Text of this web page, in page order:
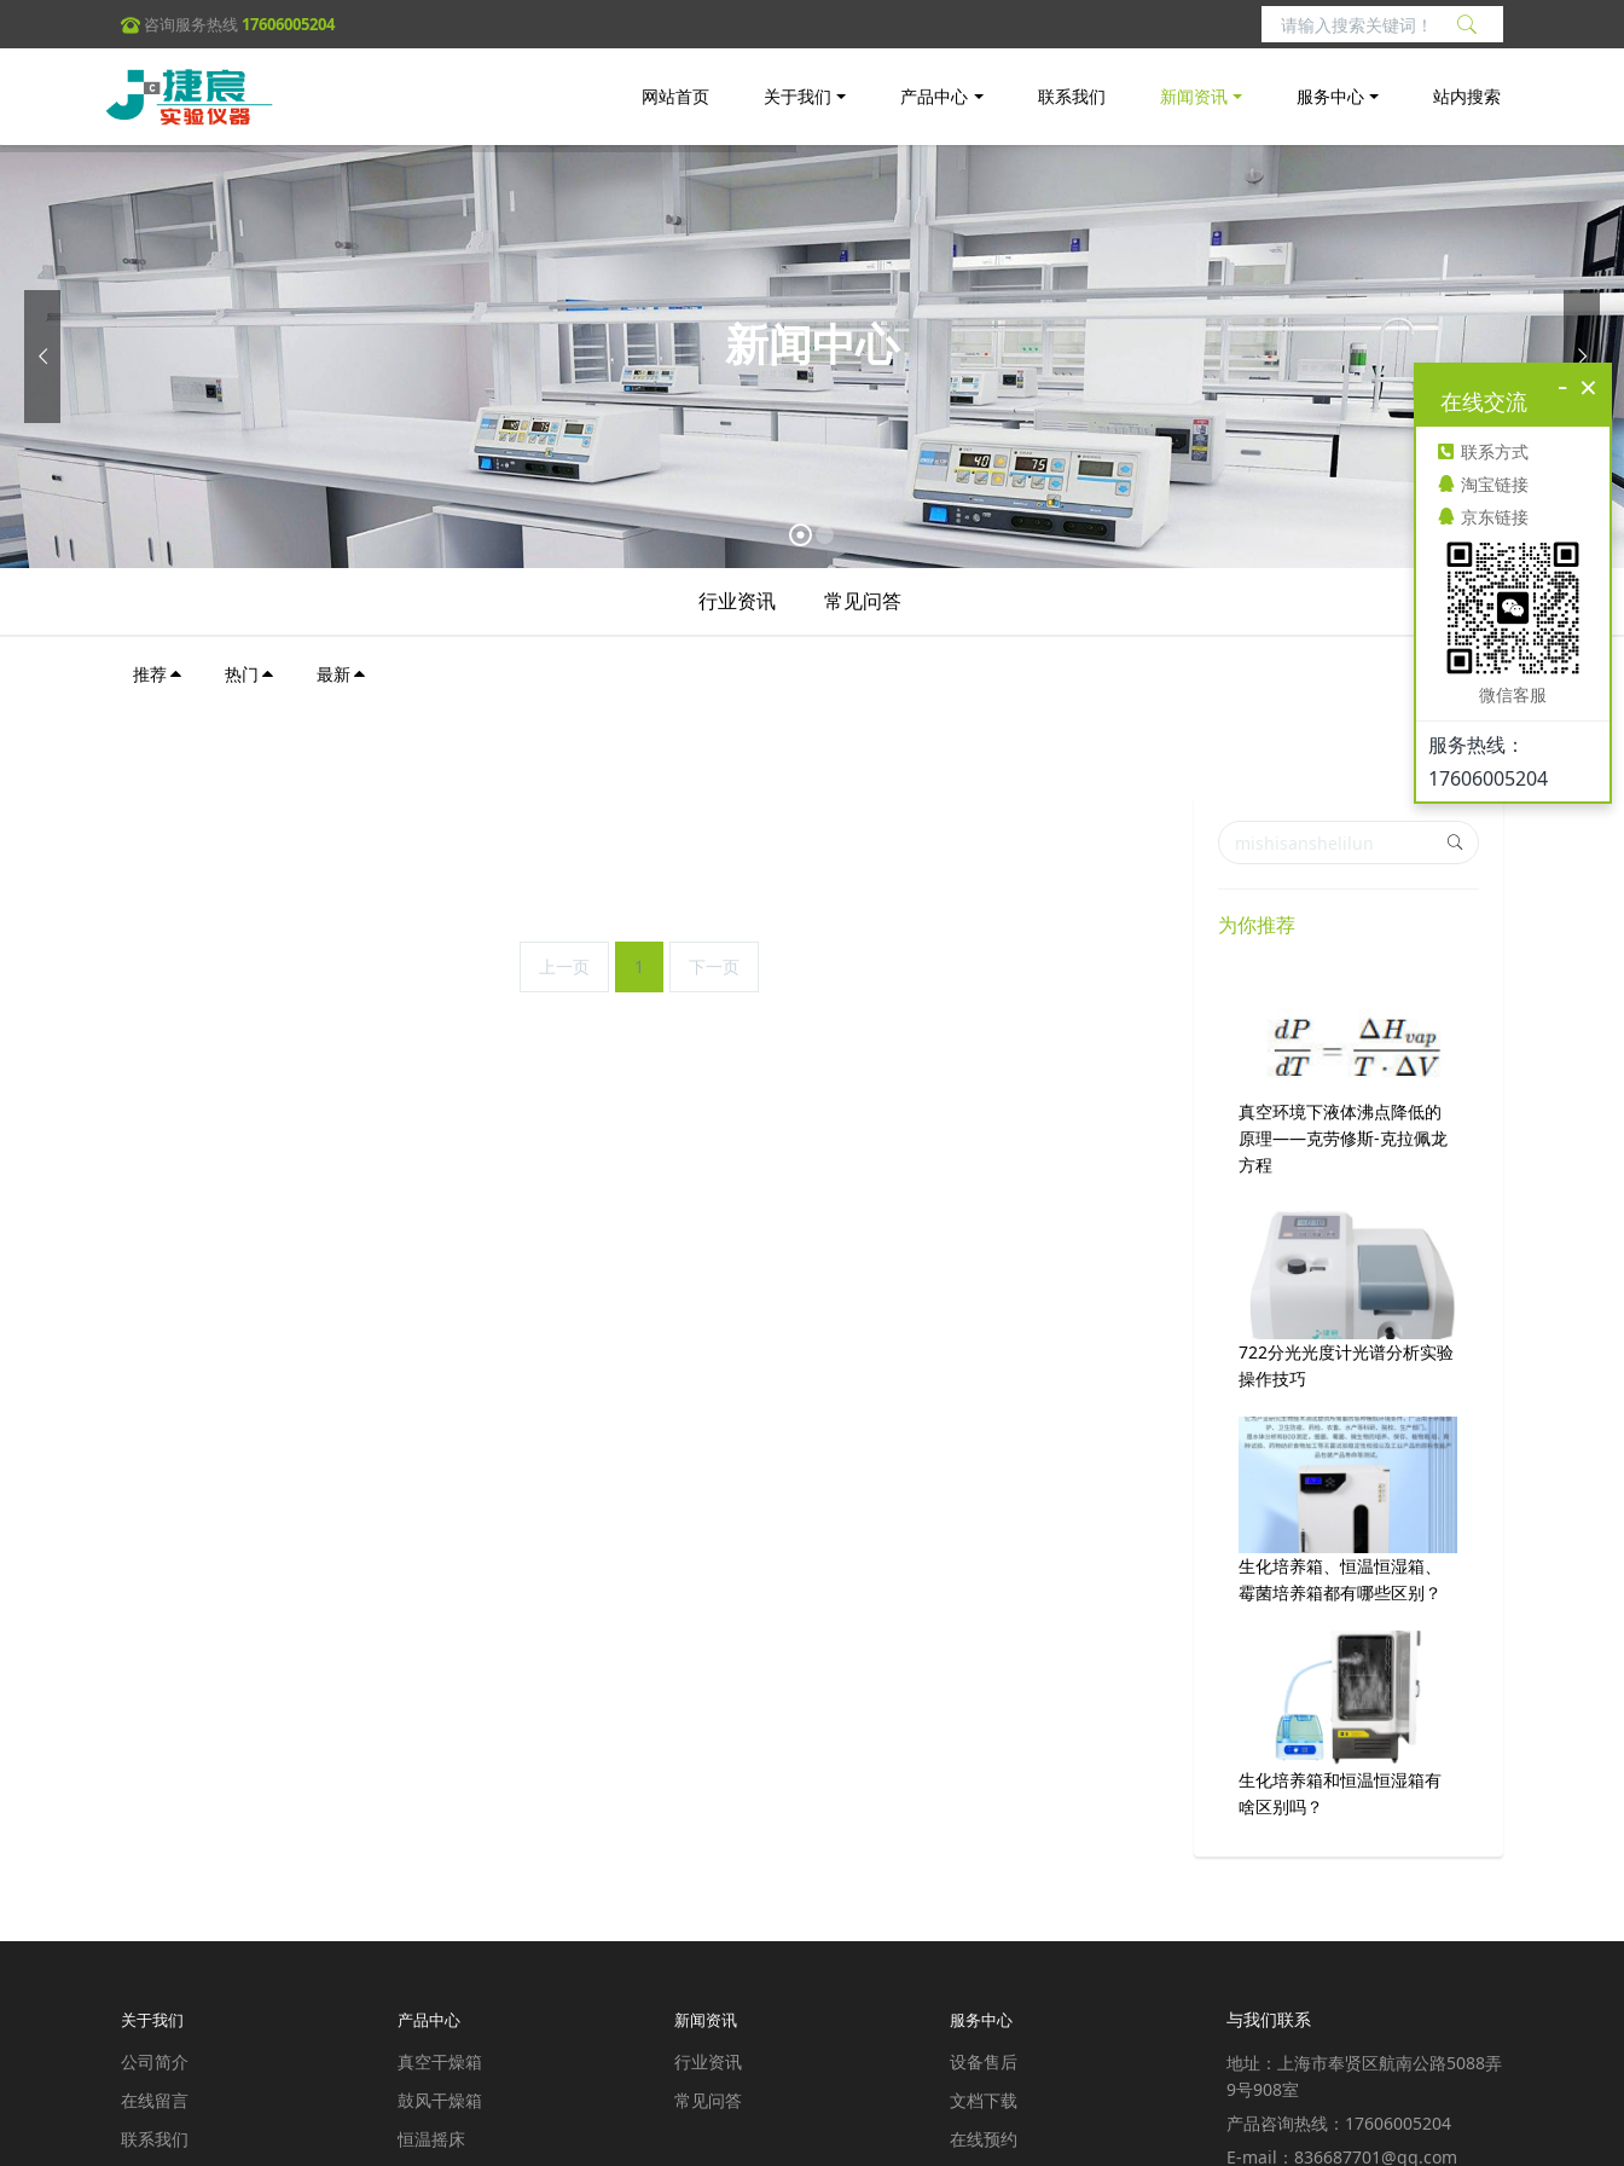
咨询服务热线 17606005204
网站首页 关于我们 产品中心 联系我们 新闻资讯 服务中心 站内搜索
新闻中心
行业资讯 常见问答
推荐 热门 最新
上一页 1 下一页
为你推荐
真空环境下液体沸点降低的
原理——克劳修斯-克拉佩龙
方程
722分光光度计光谱分析实验
操作技巧
生化培养箱、恒温恒湿箱、
霉菌培养箱都有哪些区别？
生化培养箱和恒温恒湿箱有
啥区别吗？
关于我们
公司简介
在线留言
联系我们
产品中心
真空干燥箱
鼓风干燥箱
恒温摇床
新闻资讯
行业资讯
常见问答
服务中心
设备售后
文档下载
在线预约
与我们联系
地址：上海市奉贤区航南公路5088弄
9号908室
产品咨询热线：17606005204
E-mail：836687701@qq.com
×
-
在线交流
联系方式
淘宝链接
京东链接
微信客服
服务热线：
17606005204